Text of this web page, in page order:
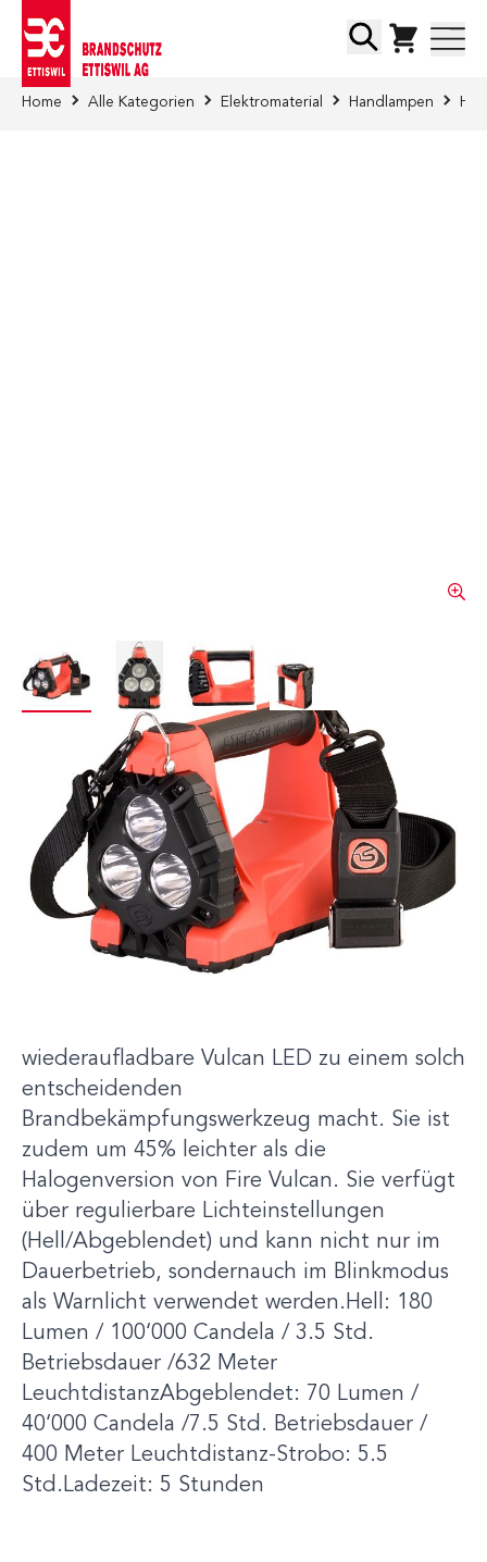
Suche
Home Alle Kategorien Elektromaterial Handlampen
View larger imageView larger imageView larger image
Streamlight VULCAN 180°
Akkuleuchte
Die hellste wiederaufladbare LED-Leuchte
ihrer Klasse! Sie ist heller, leichter und
wiederaufladbare Vulcan LED zu einem solch
entscheidenden
Brandbekämpfungswerkzeug macht. Sie ist
zudem um 45% leichter als die
Halogenversion von Fire Vulcan. Sie verfügt
über regulierbare Lichteinstellungen
(Hell/Abgeblendet) und kann nicht nur im
Dauerbetrieb, sondernauch im Blinkmodus
als Warnlicht verwendet werden.Hell: 180
Lumen / 100‘000 Candela / 3.5 Std.
Betriebsdauer /632 Meter
LeuchtdistanzAbgeblendet: 70 Lumen /
40‘000 Candela /7.5 Std. Betriebsdauer /
400 Meter Leuchtdistanz-Strobo: 5.5
Std.Ladezeit: 5 Stunden